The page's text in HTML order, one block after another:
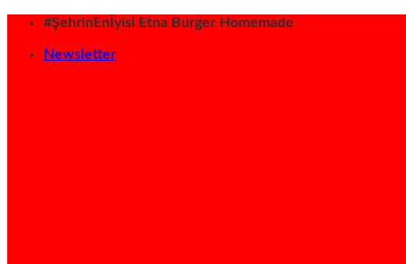
İçeriğe#ŞehrinEnİyisi Etna Burger Homemade
Newsletter